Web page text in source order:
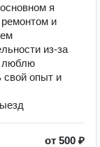
я
и
из-за
люблю
опыт и
от 500 ₽